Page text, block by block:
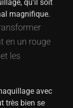
qu’il soit
magnifique.
en un rouge
les
avec
très bien se